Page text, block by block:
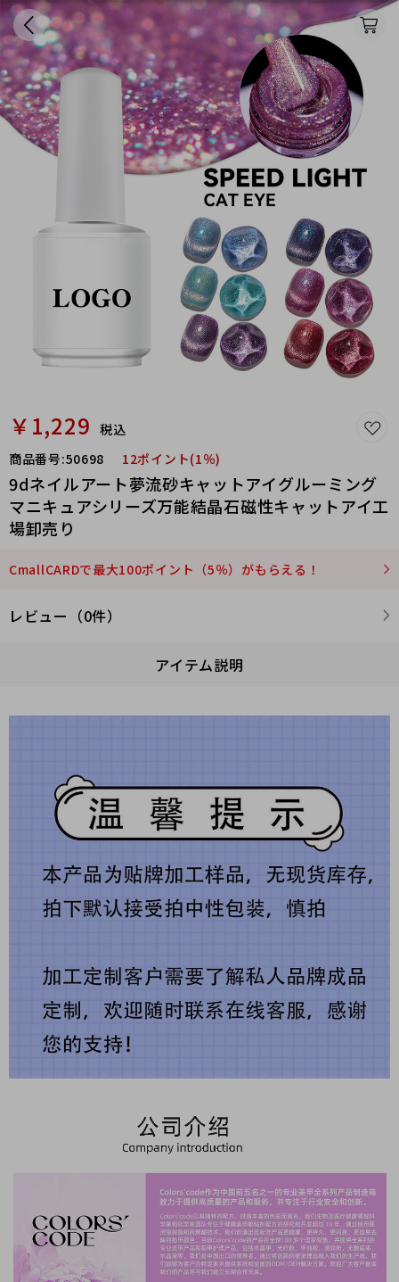
￥1,229 税込
商品番号:50698 12ポイント(1％)
9dネイルアート夢流砂キャットアイグルーミング
マニキュアシリーズ万能結晶石磁性キャットアイ工
場卸売り
CmallCARDで最大100ポイント（5％）がもらえる！
レビュー（0件）
アイテム説明